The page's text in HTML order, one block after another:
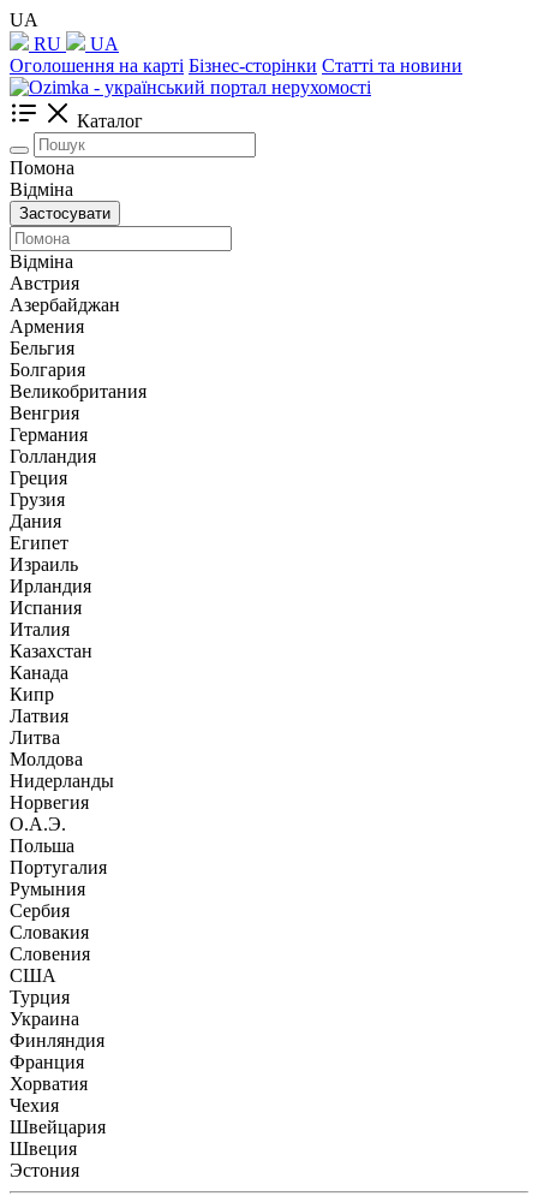
UA
RU
UA
Оголошення на карті Бізнес-сторінки Статті та новини
Каталог
Помона
Відміна
Застосувати
Відміна
Австрия
Азербайджан
Армения
Бельгия
Болгария
Великобритания
Венгрия
Германия
Голландия
Греция
Грузия
Дания
Египет
Израиль
Ирландия
Испания
Италия
Казахстан
Канада
Кипр
Латвия
Литва
Молдова
Нидерланды
Норвегия
О.А.Э.
Польша
Португалия
Румыния
Сербия
Словакия
Словения
США
Турция
Украина
Финляндия
Франция
Хорватия
Чехия
Швейцария
Швеция
Эстония